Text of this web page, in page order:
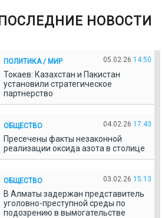
ПОСЛЕДНИЕ НОВОСТИ
ПОЛИТИКА / МИР 05.02.26 14:50
Токаев: Казахстан и Пакистан
установили стратегическое
партнерство
ОБЩЕСТВО 04.02.26 17:43
Пресечены факты незаконной
реализации оксида азота в столице
ОБЩЕСТВО 03.02.26 15:13
В Алматы задержан представитель
уголовно-преступной среды по
подозрению в вымогательстве